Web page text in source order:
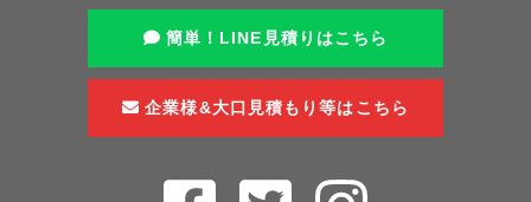
簡単！LINE見積りはこちら
企業様&大口見積もり等はこちら